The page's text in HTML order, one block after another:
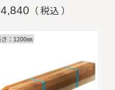
4,840 税込